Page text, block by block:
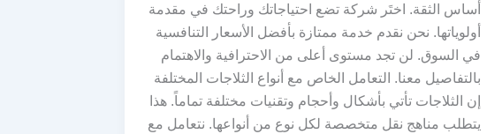
أساس الثقة. اختَر شركة تضع احتياجاتك وراحتك في مقدمة
أولوياتها. نحن نقدم خدمة ممتازة بأفضل الأسعار التنافسية
في السوق. لن تجد مستوى أعلى من الاحترافية والاهتمام
بالتفاصيل معنا. التعامل الخاص مع أنواع الثلاجات المختلفة
إن الثلاجات تأتي بأشكال وأحجام وتقنيات مختلفة تماماً. هذا
يتطلب مناهج نقل متخصصة لكل نوع من أنواعها. نتعامل مع